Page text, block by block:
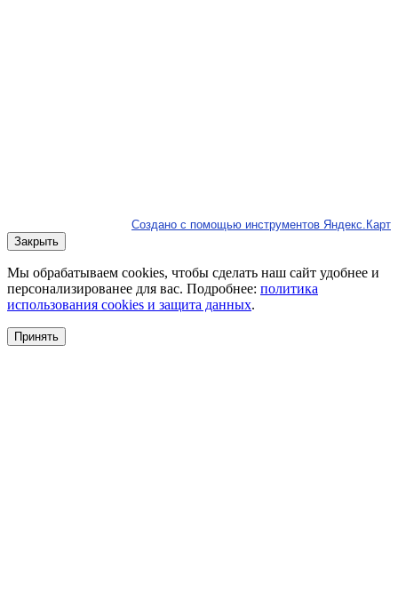
Создано с помощью инструментов Яндекс.Карт
Закрыть
Мы обрабатываем cookies, чтобы сделать наш сайт удобнее и
персонализированее для вас. Подробнее: политика
использования cookies и защита данных.
Принять